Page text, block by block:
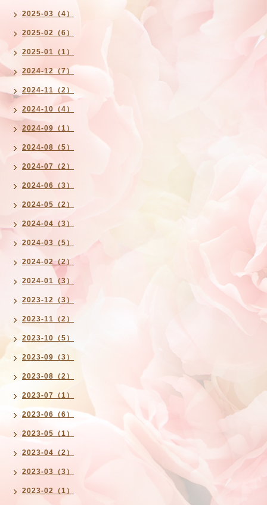
2025-03（4）
2025-02（6）
2025-01（1）
2024-12（7）
2024-11（2）
2024-10（4）
2024-09（1）
2024-08（5）
2024-07（2）
2024-06（3）
2024-05（2）
2024-04（3）
2024-03（5）
2024-02（2）
2024-01（3）
2023-12（3）
2023-11（2）
2023-10（5）
2023-09（3）
2023-08（2）
2023-07（1）
2023-06（6）
2023-05（1）
2023-04（2）
2023-03（3）
2023-02（1）